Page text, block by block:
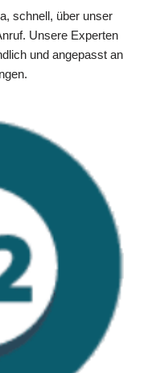
schnell, über unser
Unsere Experten
und angepasst an